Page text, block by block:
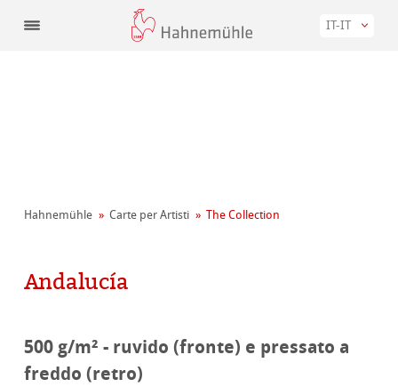
IT-IT
Hahnemühle Carte per Artisti The Collection
Andalucía
500 g/m² - ruvido (fronte) e pressato a
freddo (retro)